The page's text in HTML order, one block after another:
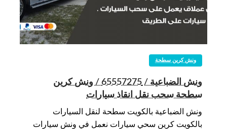
ونش كرين سطحة
ونش الضباعية / 65557275 / ونش كرين
سطحة سحب نقل انقاذ سيارات
ونش الضباعية بالكويت سطحة لنقل السيارات
بالكويت كرين سحي سيارات نعمل في ونش سيارات